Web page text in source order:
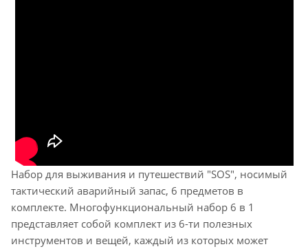
Набор для выживания и путешествий "SOS", носимый
тактический аварийный запас, 6 предметов в
комплекте. Многофункциональный набор 6 в 1
представляет собой комплект из 6-ти полезных
инструментов и вещей, каждый из которых может